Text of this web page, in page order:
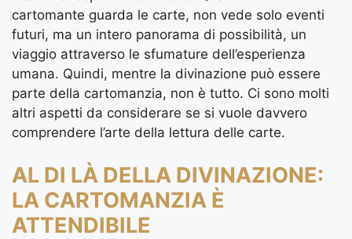
cartomante guarda le carte, non vede solo eventi
futuri, ma un intero panorama di possibilità, un
viaggio attraverso le sfumature dell’esperienza
umana. Quindi, mentre la divinazione può essere
parte della cartomanzia, non è tutto. Ci sono molti
altri aspetti da considerare se si vuole davvero
comprendere l’arte della lettura delle carte.
AL DI LÀ DELLA DIVINAZIONE:
LA CARTOMANZIA È
ATTENDIBILE